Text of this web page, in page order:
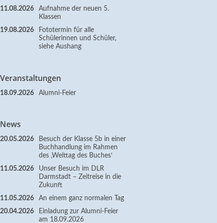
11.08.2026
Aufnahme der neuen 5.
Klassen
19.08.2026
Fototermin für alle
Schülerinnen und Schüler,
siehe Aushang
Veranstaltungen
18.09.2026 Alumni-Feier
News
20.05.2026
Besuch der Klasse 5b in einer
Buchhandlung im Rahmen
des ‚Welttag des Buches‘
11.05.2026
Unser Besuch im DLR
Darmstadt – Zeitreise in die
Zukunft
11.05.2026
An einem ganz normalen Tag
20.04.2026
Einladung zur Alumni-Feier
am 18.09.2026